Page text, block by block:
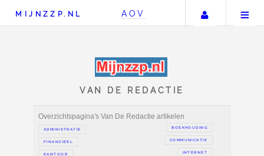
MIJNZZP.NL AOV Uw
VAN DE REDACTIE